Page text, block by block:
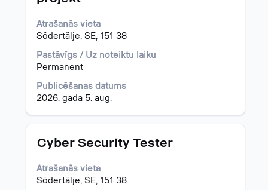
Atrašanās vieta
Södertälje, SE, 151 38
Pastāvīgs / Uz noteiktu laiku
Permanent
Publicēšanas datums
2026. gada 5. aug.
atstarpes
lai
skatītu
visu
informāciju
darba
piedāvājumu.
Amats
Cyber Security Tester
Atrašanās vieta
Södertälje, SE, 151 38
Atlasiet,
nospiežot
atstarpes
taustiņu,